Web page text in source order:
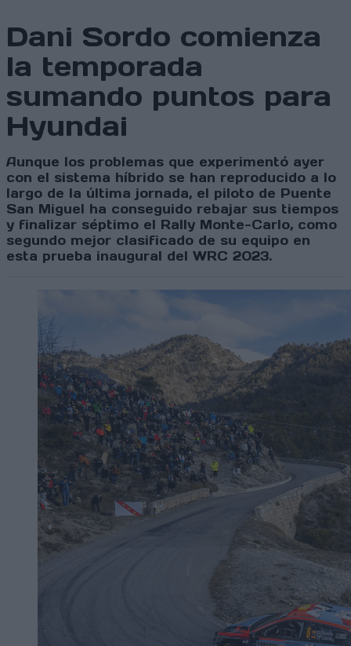
Dani Sordo comienza
la temporada
sumando puntos para
Hyundai
Aunque los problemas que experimentó ayer
con el sistema híbrido se han reproducido a lo
largo de la última jornada, el piloto de Puente
San Miguel ha conseguido rebajar sus tiempos
y finalizar séptimo el Rally Monte-Carlo, como
segundo mejor clasificado de su equipo en
esta prueba inaugural del WRC 2023.